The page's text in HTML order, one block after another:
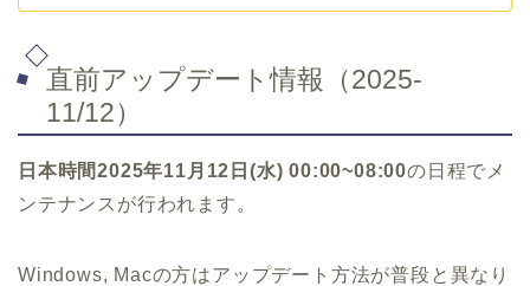
直前アップデート情報（2025-
11/12）
日本時間2025年11月12日(水) 00:00~08:00の日程でメ
ンテナンスが行われます。
Windows, Macの方はアップデート方法が普段と異なり